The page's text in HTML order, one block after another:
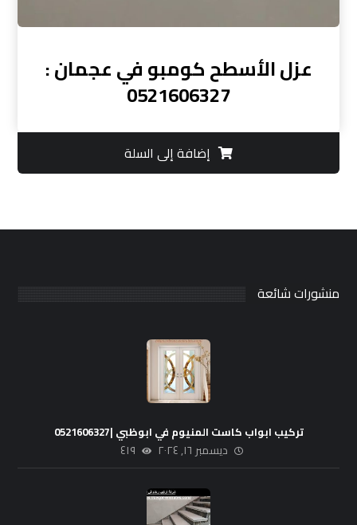
عزل الأسطح كومبو في عجمان :
0521606327
إضافة إلى السلة
منشورات شائعة
تركيب ابواب كاست المنيوم في ابوظبي |0521606327
ديسمبر ١٦, ٢٠٢٤ ٤١٩